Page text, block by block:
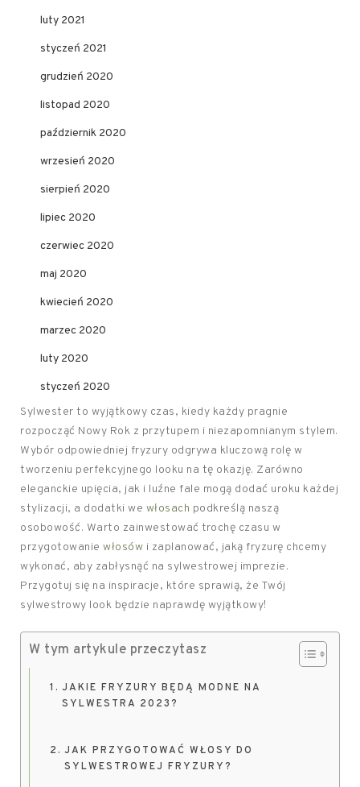
luty 2021
styczeń 2021
grudzień 2020
listopad 2020
październik 2020
wrzesień 2020
sierpień 2020
lipiec 2020
czerwiec 2020
maj 2020
kwiecień 2020
marzec 2020
luty 2020
styczeń 2020
Sylwester to wyjątkowy czas, kiedy każdy pragnie
rozpocząć Nowy Rok z przytupem i niezapomnianym stylem.
Wybór odpowiedniej fryzury odgrywa kluczową rolę w
tworzeniu perfekcyjnego looku na tę okazję. Zarówno
eleganckie upięcia, jak i luźne fale mogą dodać uroku każdej
stylizacji, a dodatki we włosach podkreślą naszą
osobowość. Warto zainwestować trochę czasu w
przygotowanie włosów i zaplanować, jaką fryzurę chcemy
wykonać, aby zabłysnąć na sylwestrowej imprezie.
Przygotuj się na inspiracje, które sprawią, że Twój
sylwestrowy look będzie naprawdę wyjątkowy!
W tym artykule przeczytasz
JAKIE FRYZURY BĘDĄ MODNE NA
SYLWESTRA 2023?
JAK PRZYGOTOWAĆ WŁOSY DO
SYLWESTROWEJ FRYZURY?